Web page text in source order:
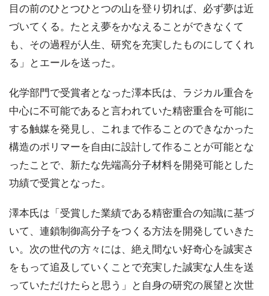
目の前のひとつひとつの山を登り切れば、必ず夢は近
づいてくる。たとえ夢をかなえることができなくて
も、その過程が人生、研究を充実したものにしてくれ
る」とエールを送った。
化学部門で受賞者となった澤本氏は、ラジカル重合を
中心に不可能であると言われていた精密重合を可能に
する触媒を発見し、これまで作ることのできなかった
構造のポリマーを自由に設計して作ることが可能とな
ったことで、新たな先端高分子材料を開発可能とした
功績で受賞となった。
澤本氏は「受賞した業績である精密重合の知識に基づ
いて、連鎖制御高分子をつくる方法を開発していきた
い。次の世代の方々には、絶え間ない好奇心を誠実さ
をもって追及していくことで充実した誠実な人生を送
っていただけたらと思う」と自身の研究の展望と次世